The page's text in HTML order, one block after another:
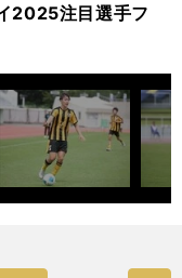
2025注目選手フ